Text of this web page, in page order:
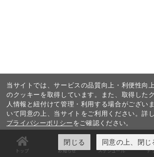
トップ お知らせ スケジュール チ
当サイトでは、サービスの品質向上・利便性向
のクッキーを取得しています。また、取得した
人情報と紐付けて管理・利用する場合がござい
いて同意の上、当サイトをご利用ください。詳
プライバシーポリシーをご確認ください。
閉じる 同意の上、閉じ